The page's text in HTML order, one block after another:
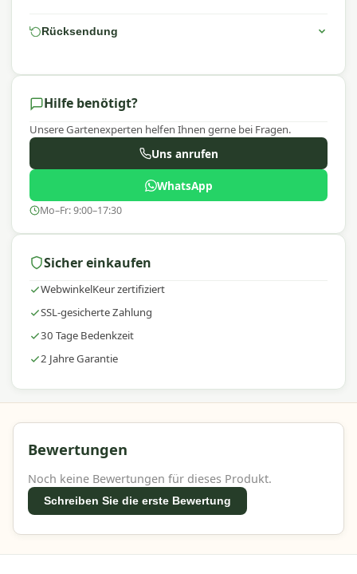
Rücksendung
Hilfe benötigt?
Unsere Gartenexperten helfen Ihnen gerne bei Fragen.
Uns anrufen
WhatsApp
Mo–Fr: 9:00–17:30
Sicher einkaufen
WebwinkelKeur zertifiziert
SSL-gesicherte Zahlung
30 Tage Bedenkzeit
2 Jahre Garantie
Bewertungen
Noch keine Bewertungen für dieses Produkt.
Schreiben Sie die erste Bewertung